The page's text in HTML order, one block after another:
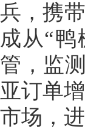
兵，携
成从“
管，监
亚订单
市场，